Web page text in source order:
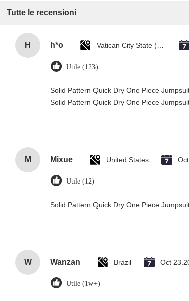
Tutte le recensioni
H h*o
Utile (123)
Solid Pattern Quick Dry One Piece
Solid Pattern Quick Dry One Piece
M Mixue United States
Utile (12)
Solid Pattern Quick Dry One Piece
W Wanzan Brazil Oct
Utile (1w+)